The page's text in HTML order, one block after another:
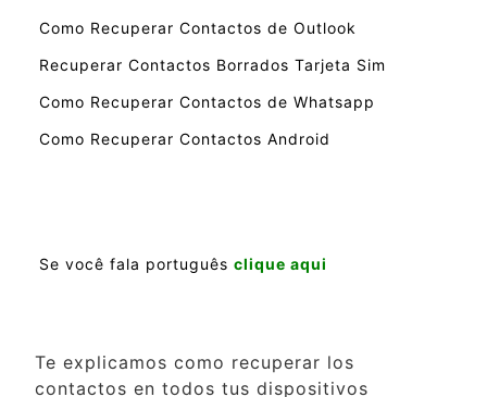
Como Recuperar Contactos de Outlook
Recuperar Contactos Borrados Tarjeta Sim
Como Recuperar Contactos de Whatsapp
Como Recuperar Contactos Android
Se você fala português clique aqui
Te explicamos como recuperar los
contactos en todos tus dispositivos